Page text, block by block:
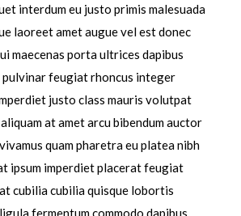
interdum eu justo primis malesuada
laoreet amet augue vel est donec
maecenas porta ultrices dapibus
feugiat rhoncus integer
justo class mauris volutpat
at amet arcu bibendum auctor
quam pharetra eu platea nibh
ipsum imperdiet placerat feugiat
cubilia cubilia quisque lobortis
fermentum commodo dapibus